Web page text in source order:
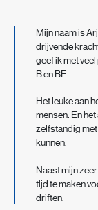
Mijn naam is
drijvende
geef ik met
B en BE.
Het leuke aan
mensen. En
zelfstandig
kunnen.
Naast mijn
tijd te maken
driften.